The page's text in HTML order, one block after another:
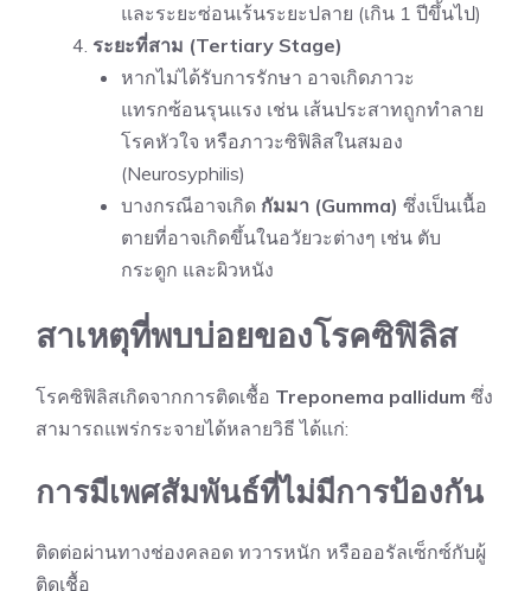
และระยะซ่อนเร้นระยะปลาย (เกิน 1 ปีขึ้นไป)
ระยะที่สาม (Tertiary Stage)
หากไม่ได้รับการรักษา อาจเกิดภาวะ
แทรกซ้อนรุนแรง เช่น เส้นประสาทถูกทำลาย
โรคหัวใจ หรือภาวะซิฟิลิสในสมอง
(Neurosyphilis)
บางกรณีอาจเกิด กัมมา (Gumma) ซึ่งเป็นเนื้อ
ตายที่อาจเกิดขึ้นในอวัยวะต่างๆ เช่น ตับ
กระดูก และผิวหนัง
สาเหตุที่พบบ่อยของโรคซิฟิลิส
โรคซิฟิลิสเกิดจากการติดเชื้อ Treponema pallidum ซึ่ง
สามารถแพร่กระจายได้หลายวิธี ได้แก่:
การมีเพศสัมพันธ์ที่ไม่มีการป้องกัน
ติดต่อผ่านทางช่องคลอด ทวารหนัก หรือออรัลเซ็กซ์กับผู้
ติดเชื้อ